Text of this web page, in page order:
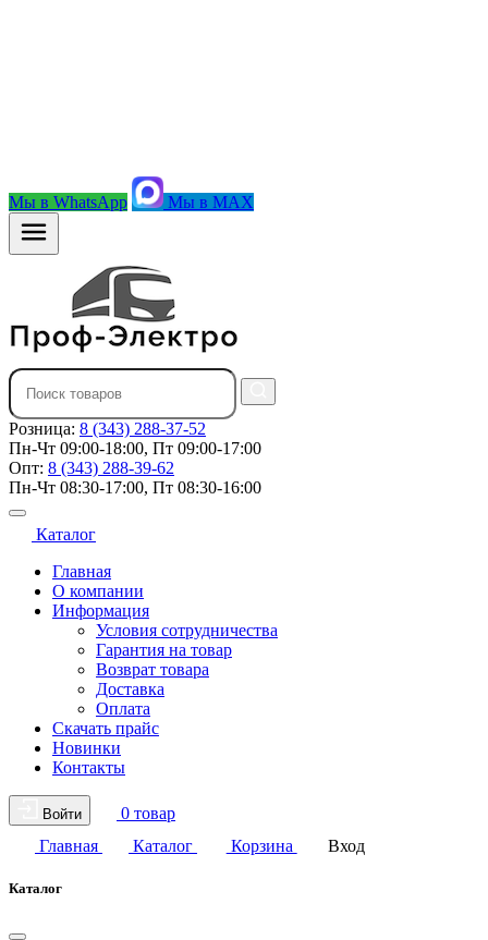
Мы в WhatsApp Мы в MAX
Розница: 8 (343) 288-37-52
Пн-Чт 09:00-18:00, Пт 09:00-17:00
Опт: 8 (343) 288-39-62
Пн-Чт 08:30-17:00, Пт 08:30-16:00
Каталог
Главная
О компании
Информация
Условия сотрудничества
Гарантия на товар
Возврат товара
Доставка
Оплата
Скачать прайс
Новинки
Контакты
Войти
0 товар
Главная
Каталог Корзина Вход
Каталог